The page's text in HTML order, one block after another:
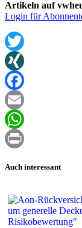
Artikeln auf
Login für
Twitter
XING
Facebook
Email
WhatsApp
Auch interessant